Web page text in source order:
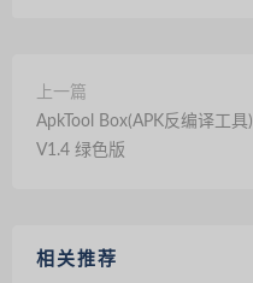
上一篇
ApkTool Box(APK反编译工具)
V1.4 绿色版
相关推荐